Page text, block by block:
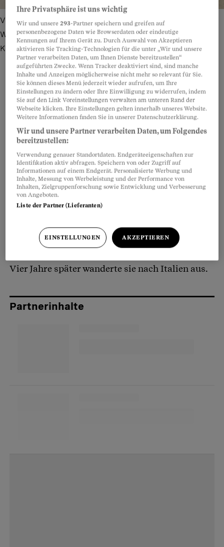
Verena Manser (Name geändert) und ihre Kinder essen am
Wochenende gern auswärts – Pizza steht bei ihnen hoch im
Kurs (Symbolbild). Bild: Freepik – Illustration: Joël Borter
Teilen Anhören Merken Kommentare
Artikel teilen
«Mich kennen hier alle, ich bin die einzige
Schweizerin», sagt Verena Manser. Die 43-
Jährige lebt mit ihren beiden Kindern, 11 und 13,
in einem kleinen Dorf in der Nähe von Florenz.
Die gelernte Kauffrau arbeitete nach ihrer Lehre
Sprachen und fremde Länder. Mit 21 Jahren ging
sie für einen Sprachaufenthalt nach Florenz.
Vier Jahre später wanderte sie nach Italien aus.
Partnerinhalte
Ihre Privatsphäre ist uns wichtig
Wir und unsere293-Partner speichern und greifen auf
personenbezogene Daten wie Browserdaten oder eindeutige
Kennungen auf Ihrem Gerät zu. Durch Auswahl von Akzeptieren
aktivieren Sie Tracking-Technologien für die unter „Wir und unsere
Partner verarbeiten Daten, um Ihnen Dienste bereitzustellen“
aufgeführten Zwecke. Wenn Tracker deaktiviert sind, sind manche
Inhalte und Anzeigen möglicherweise nicht mehr so relevant für Sie.
Sie können dieses Menü jederzeit wieder aufrufen, um Ihre
Einstellungen zu ändern oder Ihre Einwilligung zu widerrufen, indem
Sie auf den Link Voreinstellungen verwalten am unteren Rand der
Webseite klicken. Ihre Einstellungen gelten innerhalb unseres Website.
Weitere Informationen finden Sie in unserer Datenschutzerklärung.
Wir und unsere Partner verarbeiten Daten, um Folgendes
bereitzustellen:
Verwendung genauer Standortdaten. Endgeräteeigenschaften zur
Identifikation aktiv abfragen. Speichern von oder Zugriff auf
Informationen auf einem Endgerät. Personalisierte Werbung und
Inhalte, Messung von Werbeleistung und der Performance von
Inhalten, Zielgruppenforschung sowie Entwicklung und Verbesserung
von Angeboten.
Liste der Partner (Lieferanten)
EINSTELLUNGEN AKZEPTIEREN